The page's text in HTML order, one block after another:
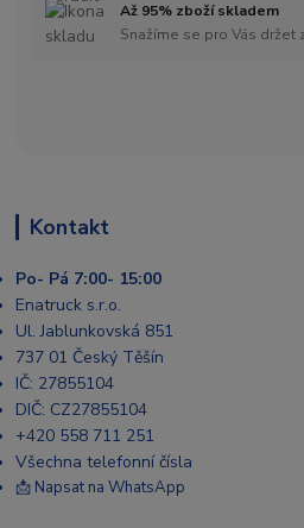
Až 95% zboží skladem
Snažíme se pro Vás držet
Kontakt
Po- Pá 7:00- 15:00
Enatruck s.r.o.
Ul. Jablunkovská 851
737 01 Český Těšín
IČ: 27855104
DIČ: CZ27855104
+420 558 711 251
Všechna telefonní čísla
📩 Napsat na WhatsApp